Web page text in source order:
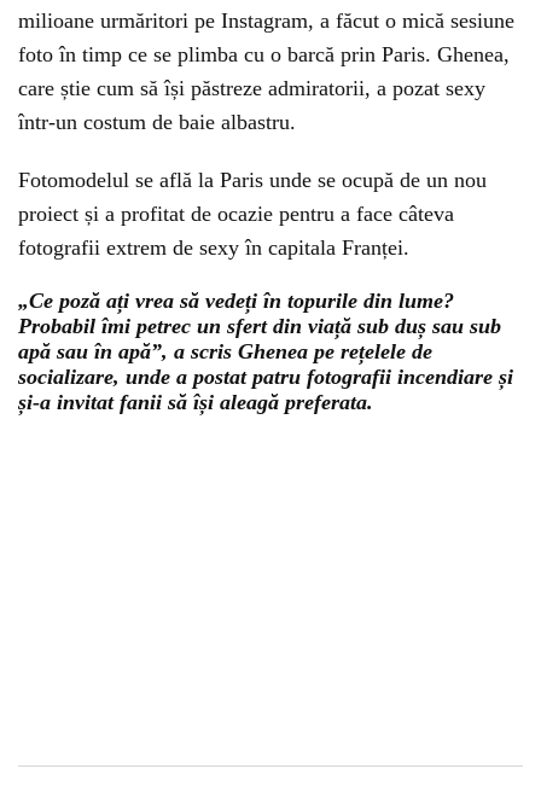
milioane urmăritori pe Instagram, a făcut o mică sesiune
foto în timp ce se plimba cu o barcă prin Paris. Ghenea,
care știe cum să își păstreze admiratorii, a pozat sexy
într-un costum de baie albastru.
Fotomodelul se află la Paris unde se ocupă de un nou
proiect și a profitat de ocazie pentru a face câteva
fotografii extrem de sexy în capitala Franței.
„Ce poză ați vrea să vedeți în topurile din lume?
Probabil îmi petrec un sfert din viață sub duș sau sub
apă sau în apă”, a scris Ghenea pe rețelele de
socializare, unde a postat patru fotografii incendiare și
și-a invitat fanii să își aleagă preferata.